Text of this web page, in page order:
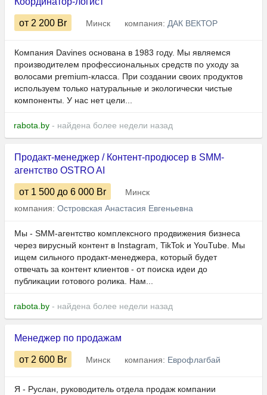
от 2 200 Br Минск компания: ДАК ВЕКТОР
Компания Davines основана в 1983 году. Мы являемся
производителем профессиональных средств по уходу за
волосами premium-класса. При создании своих продуктов
используем только натуральные и экологически чистые
компоненты. У нас нет цели...
rabota.by - найдена более недели назад
Продакт-менеджер / Контент-продюсер в SMM-
агентство OSTRO AI
от 1 500 до 6 000 Br
Минск
компания: Островская Анастасия Евгеньевна
Мы - SMM-агентство комплексного продвижения бизнеса
через вирусный контент в Instagram, TikTok и YouTube. Мы
ищем сильного продакт-менеджера, который будет
отвечать за контент клиентов - от поиска идеи до
публикации готового ролика. Нам...
rabota.by - найдена более недели назад
Менеджер по продажам
от 2 600 Br Минск компания: Еврофлагбай
Я - Руслан, руководитель отдела продаж компании